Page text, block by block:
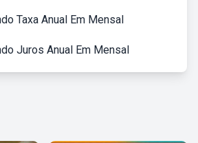
Taxa Anual Em Mensal
Juros Anual Em Mensal